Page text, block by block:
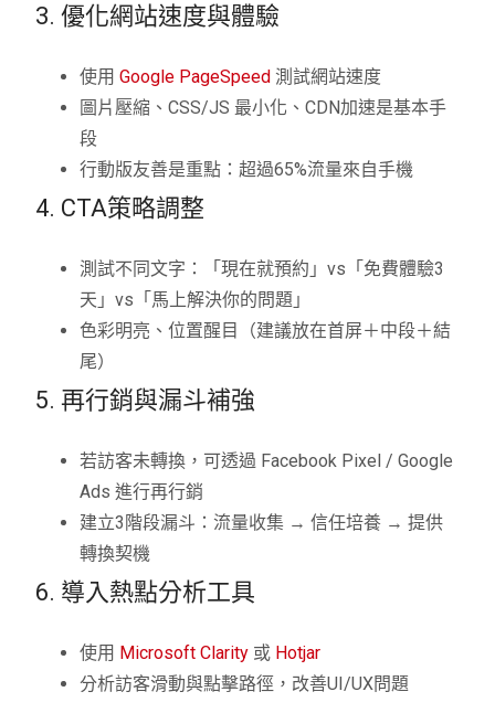
3. 優化網站速度與體驗
使用 Google PageSpeed 測試網站速度
圖片壓縮、CSS/JS 最小化、CDN加速是基本手
段
行動版友善是重點：超過65%流量來自手機
4. CTA策略調整
測試不同文字：「現在就預約」vs「免費體驗3
天」vs「馬上解決你的問題」
色彩明亮、位置醒目（建議放在首屏＋中段＋結
尾）
5. 再行銷與漏斗補強
若訪客未轉換，可透過 Facebook Pixel / Google
Ads 進行再行銷
建立3階段漏斗：流量收集 → 信任培養 → 提供
轉換契機
6. 導入熱點分析工具
使用 Microsoft Clarity 或 Hotjar
分析訪客滑動與點擊路徑，改善UI/UX問題